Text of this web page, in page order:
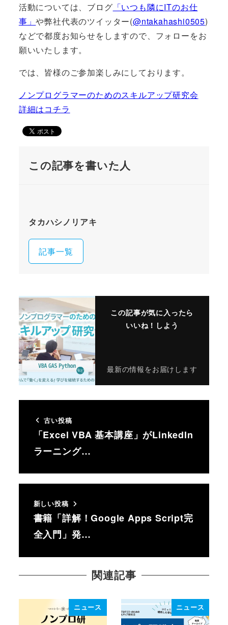
活動については、ブログ 「いつも隣にITのお仕
事」や弊社代表のツイッター(@ntakahashi0505)
などで都度お知らせをしますので、フォローをお
願いいたします。
では、皆様のご参加楽しみにしております。
ノンプログラマーのためのスキルアップ研究会
詳細はコチラ
この記事を書いた人
タカハシノリアキ
記事一覧
この記事が気に入ったら
いいね！しよう
最新の情報をお届けします
古い投稿
「Excel VBA 基本講座」がLinkedIn
ラーニング…
新しい投稿
書籍「詳解！Google Apps Script完
全入門」発…
関連記事
ニュース ニュース